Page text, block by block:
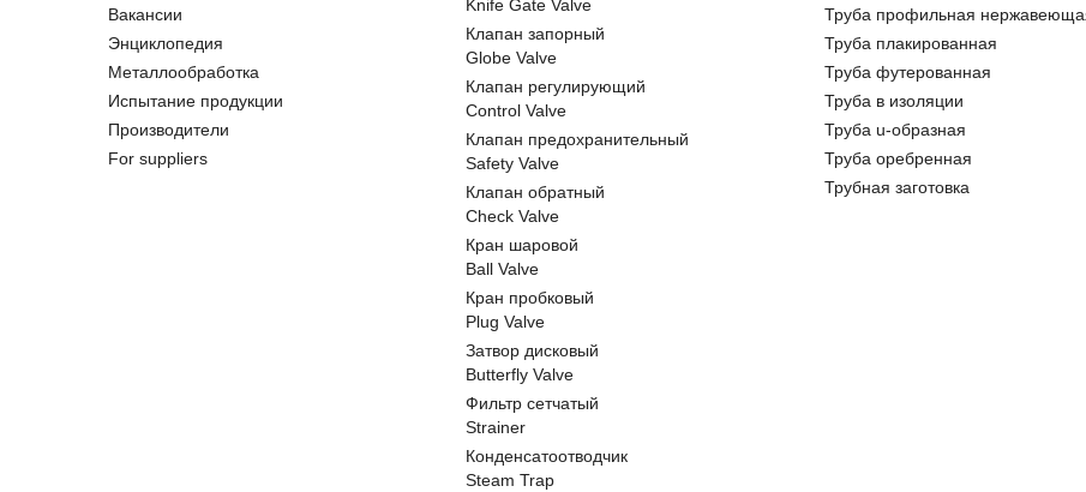
Вакансии
Энциклопедия
Металлообработка
Испытание продукции
Производители
For suppliers
Knife Gate Valve
Клапан запорный
Globe Valve
Клапан регулирующий
Control Valve
Клапан предохранительный
Safety Valve
Клапан обратный
Check Valve
Кран шаровой
Ball Valve
Кран пробковый
Plug Valve
Затвор дисковый
Butterfly Valve
Фильтр сетчатый
Strainer
Конденсатоотводчик
Steam Trap
Труба профильная
Труба плакированная
Труба футерованная
Труба в изоляции
Труба u-образная
Труба оребренная
Трубная заготовка